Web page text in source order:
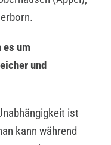
es um
und
ist
kann während